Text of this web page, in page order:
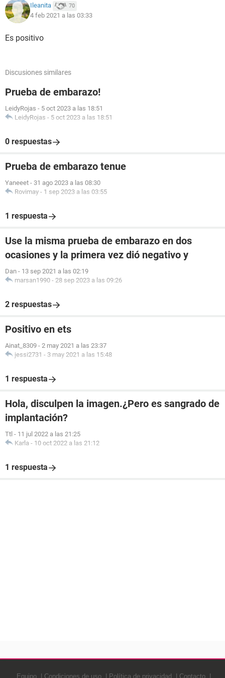
Ileanita 70
4 feb 2021 a las 03:33
Es positivo
Discusiones similares
Prueba de embarazo!
LeidyRojas - 5 oct 2023 a las 18:51
LeidyRojas - 5 oct 2023 a las 18:51
0 respuestas
Prueba de embarazo tenue
Yaneeet - 31 ago 2023 a las 08:30
Rovimay - 1 sep 2023 a las 03:55
1 respuesta
Use la misma prueba de embarazo en dos
ocasiones y la primera vez dió negativo y
Dan - 13 sep 2021 a las 02:19
marsan1990 - 28 sep 2023 a las 09:26
2 respuestas
Positivo en ets
Ainat_8309 - 2 may 2021 a las 23:37
jessi2731 - 3 may 2021 a las 15:48
1 respuesta
Hola, disculpen la imagen.¿Pero es sangrado de
implantación?
Ttl - 11 jul 2022 a las 21:25
Karla - 10 oct 2022 a las 21:12
1 respuesta
Equipo Condiciones de uso Política de privacidad Contacto